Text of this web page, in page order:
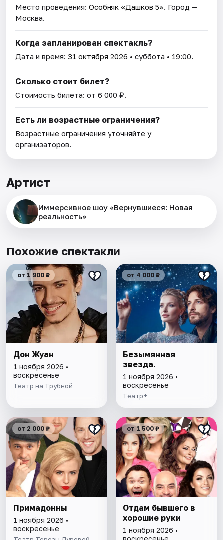
Место проведения:Особняк «Дашков 5». Город —
Москва.
Когда запланирован спектакль?
Дата и время:31 октября 2026 • суббота • 19:00.
Сколько стоит билет?
Стоимость билета: от 6 000 ₽.
Есть ли возрастные ограничения?
Возрастные ограничения уточняйте у
организаторов.
Артист
Иммерсивное шоу «Вернувшиеся: Новая
реальность»
Похожие спектакли
от 1 900 ₽
Дон Жуан
1 ноября 2026 •
воскресенье
Театр на Трубной
от 4 000 ₽
Безымянная
звезда.
1 ноября 2026 •
воскресенье
Театр+
от 2 000 ₽
Примадонны
1 ноября 2026 •
воскресенье
от 1 500 ₽
Отдам бывшего в
хорошие руки
1 ноября 2026 •